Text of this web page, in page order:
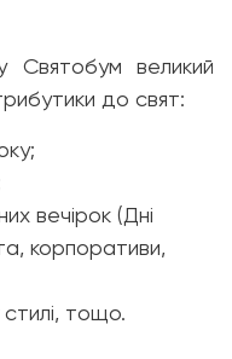
Святобум великий
до свят:
вечірок (Дні
корпоративи,
тощо.